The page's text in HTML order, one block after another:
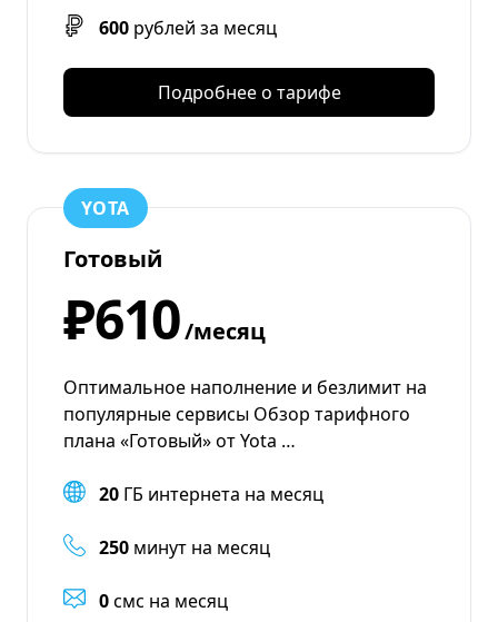
600 рублей за месяц
Подробнее о тарифе
YOTA
Готовый
₽610/месяц
Оптимальное наполнение и безлимит на
популярные сервисы Обзор тарифного
плана «Готовый» от Yota …
20 ГБ интернета на месяц
250 минут на месяц
0смс на месяц